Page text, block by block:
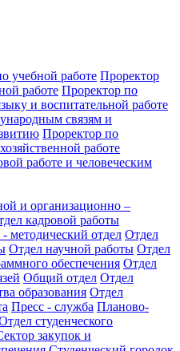
учебной работе Проректор
работе Проректор по
и воспитательной работе
связям и
Проректор по
работе
работе и человеческим
и организационно –
кадровой работы
методический отдел Отдел
Отдел научной работы Отдел
обеспечения Отдел
Общий отдел Отдел
образования Отдел
Пресс - служба Планово-
студенческого
закупок и